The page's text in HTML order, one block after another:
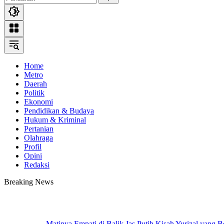
Home
Metro
Daerah
Politik
Ekonomi
Pendidikan & Budaya
Hukum & Kriminal
Pertanian
Olahraga
Profil
Opini
Redaksi
Breaking News